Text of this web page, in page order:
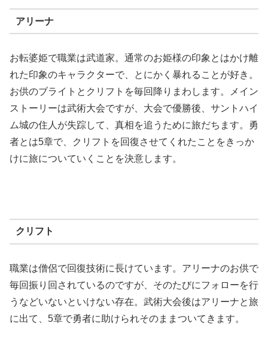
アリーナ
お転婆姫で職業は武道家。通常のお姫様の印象とはかけ離
れた印象のキャラクターで、とにかく暴れることが好き。
お供のブライトとクリフトを毎回降りまわします。メイン
ストーリーは武術大会ですが、大会で優勝後、サントハイ
ム城の住人が失踪して、真相を追うために旅だちます。勇
者とは5章で、クリフトを回復させてくれたことをきっか
けに旅についていくことを決意します。
クリフト
職業は僧侶で回復技術に長けています。アリーナのお供で
毎回振り回されているのですが、そのたびにフォローを行
うなどいないといけない存在。武術大会後はアリーナと旅
に出て、5章で勇者に助けられそのままついてきます。